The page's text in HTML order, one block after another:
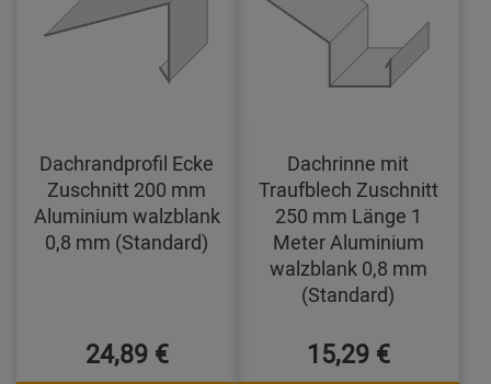
Dachrandprofil Ecke
Zuschnitt 200 mm
Aluminium walzblank
0,8 mm (Standard)
24,89 €
Dachrinne mit
Traufblech Zuschnitt
250 mm Länge 1
Meter Aluminium
walzblank 0,8 mm
(Standard)
15,29 €